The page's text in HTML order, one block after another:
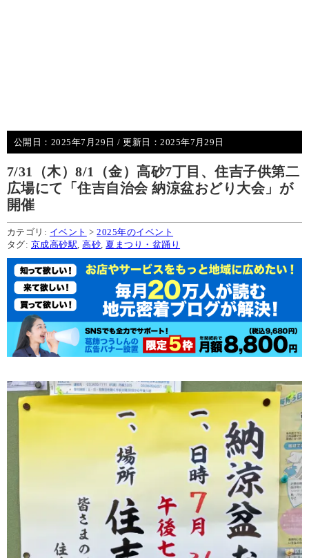
公開日： 2025年7月29日 / 更新日：2025年7月29日
7/31（木）8/1（金）高砂7丁目、住吉子供第二
広場にて「住吉自治会 納涼盆おどり大会」が
開催
カテゴリ: イベント >2025年のイベント
タグ: 京成高砂駅 ,高砂 夏まつり・盆踊り